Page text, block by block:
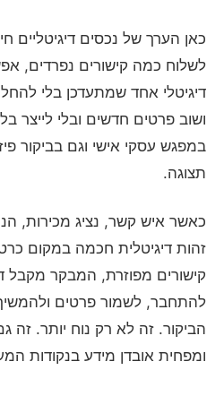
כאן הערך של נכסים דיגיטליים
לשלוח כמה קישורים נפרדים,
ושוב פרטים חדשים ובלי לייצר
במפגש עסקי אישי וגם בביקור
תצוגה.
כאשר איש קשר, נציג מכירות,
זהות דיגיטלית חכמה במקום
קישורים מפוזרת, המבקר מקבל
להתחבר, לשמור פרטים
הביקור. זה לא רק נוח יותר. זה
ומפחית אובדן מידע בנקודות